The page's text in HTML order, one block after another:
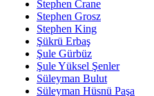
Stephen Crane
Stephen Grosz
Stephen King
Şükrü Erbaş
Şule Gürbüz
Şule Yüksel Şenler
Süleyman Bulut
Süleyman Hüsnü Paşa